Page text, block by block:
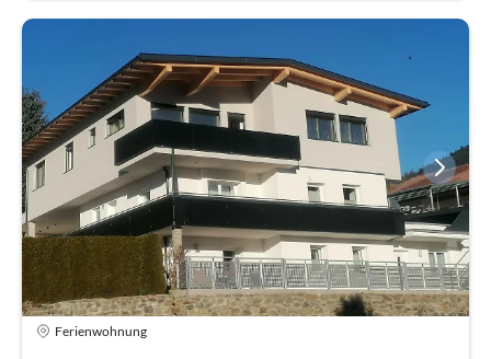
Ferienwohnung